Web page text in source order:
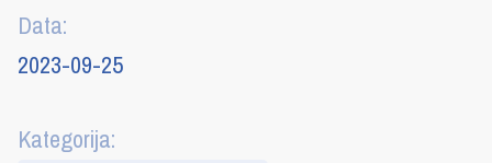
Data:
2023-09-25
Kategorija: